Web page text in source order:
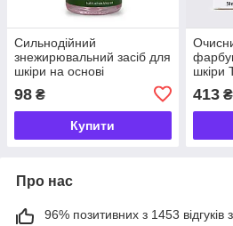
Сильнодійний
знежирювальний засіб для
шкіри на основі
REMOVER 30 мл
98 ₴
Купити
шкіри
413₴
Про нас
96% позитивних з 1453 відгуків